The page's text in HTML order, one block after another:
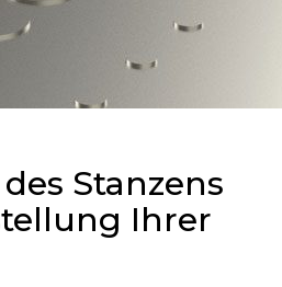
Stanzens
Ihrer